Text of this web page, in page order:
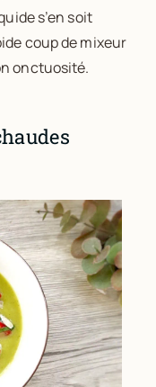
s’en soit
coup de mixeur
onctuosité.